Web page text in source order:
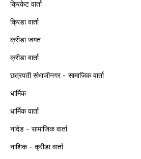
क्रिकेट वार्ता
क्रिडा वार्ता
क्रीडा जगत
क्रीडा वार्ता
छत्रपती संभाजीनगर - सामाजिक वार्ता
धार्मिक
धार्मिक वार्ता
नांदेड - सामाजिक वार्ता
नाशिक - क्रीडा वार्ता